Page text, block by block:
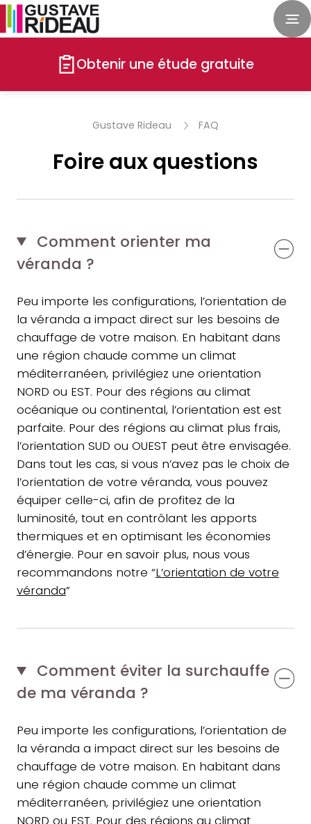
Obtenir une étude gratuite
Gustave Rideau FAQ
Foire aux questions
Comment orienter ma
véranda ?
Peu importe les configurations, l’orientation de
la véranda a impact direct sur les besoins de
chauffage de votre maison. En habitant dans
une région chaude comme un climat
méditerranéen, privilégiez une orientation
NORD ou EST. Pour des régions au climat
océanique ou continental, l’orientation est est
parfaite. Pour des régions au climat plus frais,
l’orientation SUD ou OUEST peut être envisagée.
Dans tout les cas, si vous n’avez pas le choix de
l’orientation de votre véranda, vous pouvez
équiper celle-ci, afin de profitez de la
luminosité, tout en contrôlant les apports
thermiques et en optimisant les économies
d’énergie. Pour en savoir plus, nous vous
recommandons notre “L’orientation de votre
véranda”
Comment éviter la surchauffe
de ma véranda ?
Peu importe les configurations, l’orientation de
la véranda a impact direct sur les besoins de
chauffage de votre maison. En habitant dans
une région chaude comme un climat
méditerranéen, privilégiez une orientation
NORD ou EST. Pour des régions au climat